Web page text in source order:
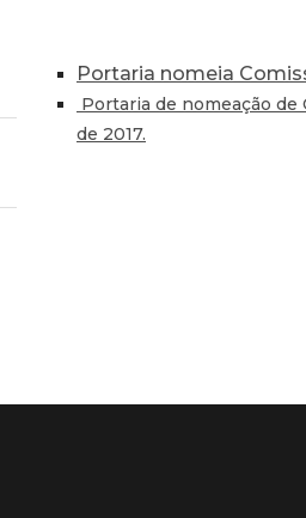
Portaria nomeia
Portaria de nomeação de
de 2017.